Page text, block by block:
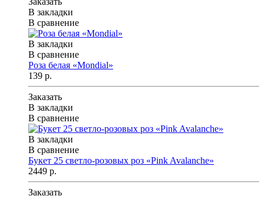
В закладки
В сравнение
В закладки
В сравнение
Роза белая «Mondial»
139 р.
Заказать
В закладки
В сравнение
В закладки
В сравнение
Букет 25 светло-розовых роз «Pink Avalanche»
2449 р.
Заказать